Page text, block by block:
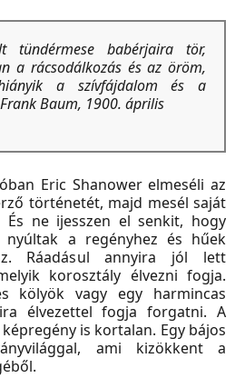
tündérmese babérjaira tör,
a rácsodálkozás és az öröm,
a szívfájdalom és a
Baum, 1900. április
Eric Shanower elmeséli az
történetét, majd mesél saját
És ne ijesszen el senkit, hogy
nyúltak a regényhez és hűek
Ráadásul annyira jól lett
korosztály élvezni fogja.
kölyök vagy egy harmincas
élvezettel fogja forgatni. A
is kortalan. Egy bájos
ami kizökkent a